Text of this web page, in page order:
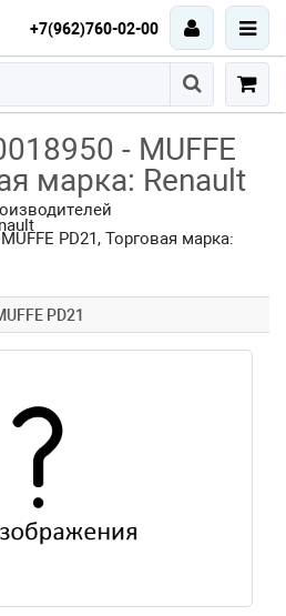
+7(962)760-02-00
- MUFFE
марка: Renault
PD21, Торговая марка:
PD21